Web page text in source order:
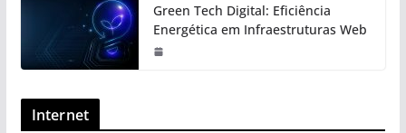
Green Tech Digital: Eficiência
Energética em Infraestruturas Web
Internet